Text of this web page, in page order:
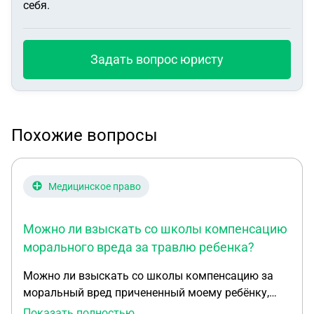
себя.
Задать вопрос юристу
Похожие вопросы
Медицинское право
Можно ли взыскать со школы компенсацию
морального вреда за травлю ребенка?
Можно ли взыскать со школы компенсацию за
моральный вред причененный моему ребёнку,
3месяца ребенка ей 8лет будили